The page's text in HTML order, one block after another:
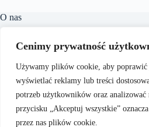
Cenimy prywatność
Używamy plików cookie, aby poprawić
wyświetlać reklamy lub treści
potrzeb użytkowników oraz
przycisku „Akceptuj wszystkie”
przez nas plików cookie.
O nas
aktualnych informacji i porad z różnych
wspierają czytelników w
oraz inspirują do działania. Dbamy o
poziomu wiedzy w danym zakresie.